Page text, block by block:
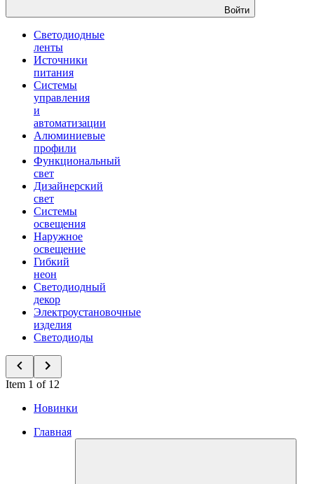
Войти
Светодиодные
ленты
Источники
питания
Системы
управления
и
автоматизации
Алюминиевые
профили
Функциональный
свет
Дизайнерский
свет
Системы
освещения
Наружное
освещение
Гибкий
неон
Светодиодный
декор
Электроустановочные
изделия
Светодиоды
Item 1 of 12
Новинки
Главная